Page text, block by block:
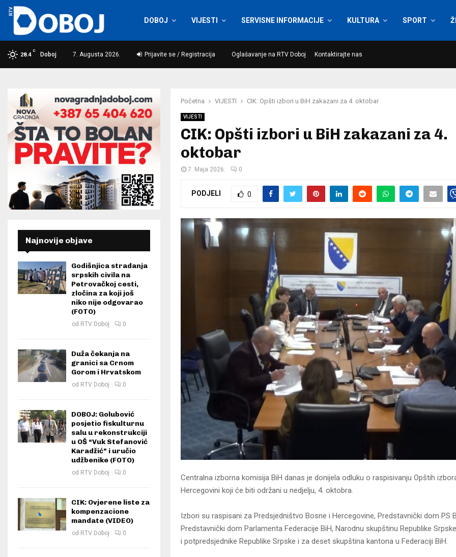
DOBOJ VIJESTI SERVISNE INFORMACIJE KULTURA SPORT
28.4
C
Doboj 7. Augusta 2026. Prijavite se / Registracija Oglašavanje na RTV Doboj Kontaktirajte nas
Početna VIJESTI CIK: Opšti izbori u BiH zakazani za 4. oktobar
VIJESTI
CIK: Opšti izbori u BiH zakazani za 4.
oktobar
7. Maja 2026. 0
PODJELI 0
Centralna izborna komisija BiH danas je donijela odluku o raspisivanju Opštih
Hercegovini koji će biti održani u nedjelju, 4. oktobra.
Izbori su raspisani za Predsjedništvo Bosne i Hercegovine, Predstavnički dom PS
Predstavnički dom Parlamenta Federacije BiH, Narodnu skupštinu Republike
i potpredsjednike Republike Srpske i za deset skupština kantona u Federaciji BiH.
Najnovije objave
Godišnjica stradanja
srpskih civila na
Petrovačkoj cesti,
zločina za koji još
niko nije odgovarao
(FOTO)
od RTV Doboj 0
Duža čekanja na
granici sa Crnom
Gorom i Hrvatskom
od RTV Doboj 0
DOBOJ: Golubović
posjetio fiskulturnu
salu u rekonstrukciji
u OŠ “Vuk Stefanović
Karadžić” i uručio
udžbenike (FOTO)
od RTV Doboj 0
CIK: Ovjerene liste za
kompenzacione
mandate (VIDEO)
od RTV Doboj 0